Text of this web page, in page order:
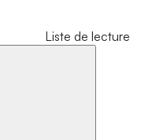
Liste de lecture